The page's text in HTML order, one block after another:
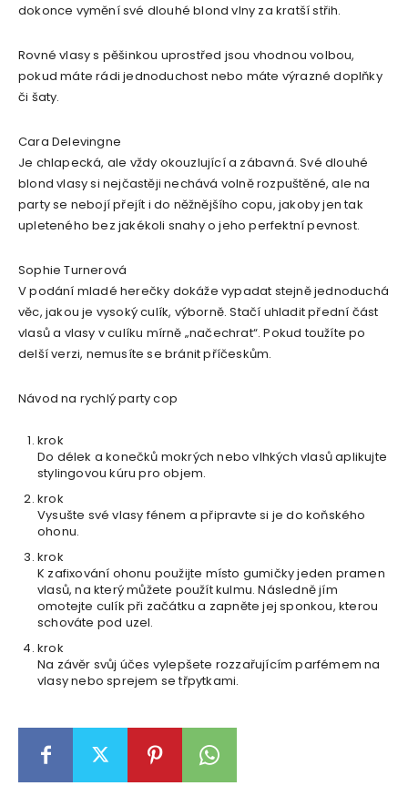
dokonce vymění své dlouhé blond vlny za kratší střih.
Rovné vlasy s pěšinkou uprostřed jsou vhodnou volbou,
pokud máte rádi jednoduchost nebo máte výrazné doplňky
či šaty.
Cara Delevingne
Je chlapecká, ale vždy okouzlující a zábavná. Své dlouhé
blond vlasy si nejčastěji nechává volně rozpuštěné, ale na
party se nebojí přejít i do něžnějšího copu, jakoby jen tak
upleteného bez jakékoli snahy o jeho perfektní pevnost.
Sophie Turnerová
V podání mladé herečky dokáže vypadat stejně jednoduchá
věc, jakou je vysoký culík, výborně. Stačí uhladit přední část
vlasů a vlasy v culíku mírně „načechrat“. Pokud toužíte po
delší verzi, nemusíte se bránit příčeskům.
Návod na rychlý party cop
krok
Do délek a konečků mokrých nebo vlhkých vlasů aplikujte
stylingovou kúru pro objem.
krok
Vysušte své vlasy fénem a připravte si je do koňského
ohonu.
krok
K zafixování ohonu použijte místo gumičky jeden pramen
vlasů, na který můžete použít kulmu. Následně jím
omotejte culík při začátku a zapněte jej sponkou, kterou
schováte pod uzel.
krok
Na závěr svůj účes vylepšete rozzařujícím parfémem na
vlasy nebo sprejem se třpytkami.